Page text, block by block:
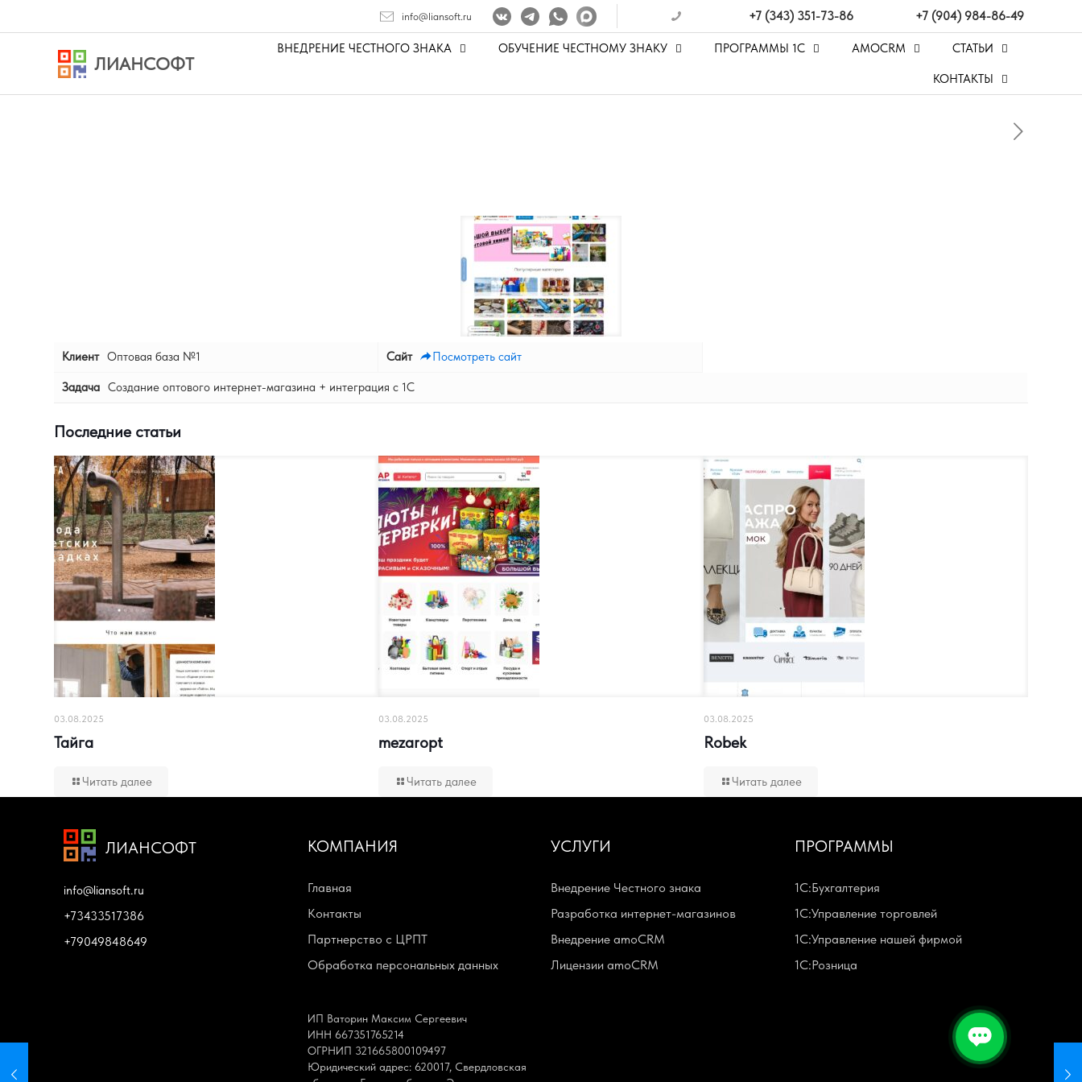
info@liansoft.ru +7 (343) 351-73-86 +7 (904) 984-86-49
ЛИАНСОФТ
ВНЕДРЕНИЕ ЧЕСТНОГО ЗНАКА ОБУЧЕНИЕ ЧЕСТНОМУ ЗНАКУ ПРОГРАММЫ 1С AMOCRM СТАТЬИ
КОНТАКТЫ
Клиент Оптовая база №1 Сайт Посмотреть сайт
Задача Создание оптового интернет-магазина + интеграция с 1С
Последние статьи
03.08.2025
Тайга
Читать далее
03.08.2025
mezaropt
Читать далее
03.08.2025
Robek
Читать далее
ЛИАНСОФТ
info@liansoft.ru
+73433517386
+79049848649
КОМПАНИЯ
Главная
Контакты
Партнерство с ЦРПТ
Обработка персональных данных
УСЛУГИ
Внедрение Честного знака
Разработка интернет-магазинов
Внедрение amoCRM
Лицензии amoCRM
ПРОГРАММЫ
1С:Бухгалтерия
1С:Управление торговлей
1С:Управление нашей фирмой
1С:Розница
ИП Ваторин Максим Сергеевич
ИНН 667351765214
ОГРНИП 321665800109497
Юридический адрес: 620017, Свердловская